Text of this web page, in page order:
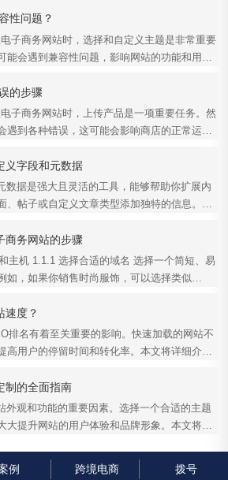
性问题？
子商务网站时，选择和自定义主题是非常重要
的步骤
子商务网站时，上传产品是一项重要任务。然
义字段和元数据
数据是强大且灵活的工具，能够帮助你扩展内
商务网站的步骤
主机 1.1.1 选择合适的域名 选择一个简短、易
速度？
排名有着至关重要的影响。快速加载的网站不
制的全面指南
外观和功能的重要因素。选择一个合适的主题
例 跨境电商 拨号